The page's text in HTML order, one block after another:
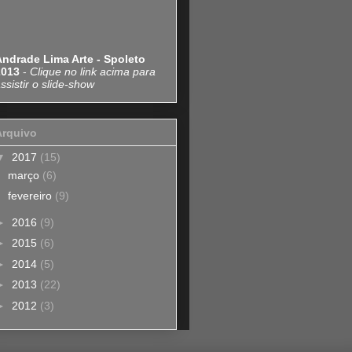
Lima Arte - Spoleto
- Clique no link acima para
o slide-show
2017 (15)
março (6)
fevereiro (9)
2016 (9)
2015 (6)
2014 (5)
2013 (22)
2012 (3)